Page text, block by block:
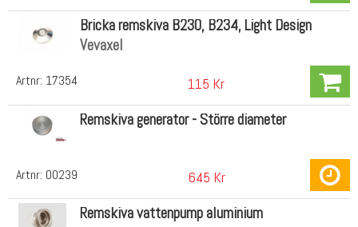
Artnr: 17354
Bricka remskiva B230, B234, Light Design
Vevaxel
115 Kr
Artnr: 00239
Remskiva generator - Större diameter
645 Kr
Remskiva vattenpump aluminium